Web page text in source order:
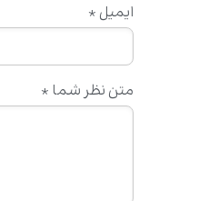
متن نظر شما *
ایمیل *